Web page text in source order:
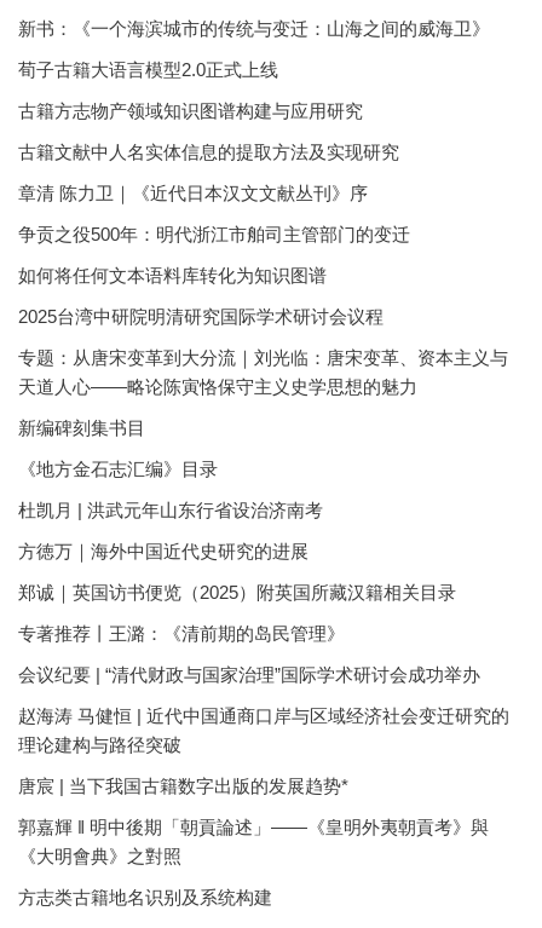
新书：《一个海滨城市的传统与变迁：山海之间的威海卫》
荀子古籍大语言模型2.0正式上线
古籍方志物产领域知识图谱构建与应用研究
古籍文献中人名实体信息的提取方法及实现研究
章清 陈力卫｜《近代日本汉文文献丛刊》序
争贡之役500年：明代浙江市舶司主管部门的变迁
如何将任何文本语料库转化为知识图谱
2025台湾中研院明清研究国际学术研讨会议程
专题：从唐宋变革到大分流｜刘光临：唐宋变革、资本主义与
天道人心——略论陈寅恪保守主义史学思想的魅力
新编碑刻集书目
《地方金石志汇编》目录
杜凯月 | 洪武元年山东行省设治济南考
方徳万｜海外中国近代史研究的进展
郑诚｜英国访书便览（2025）附英国所藏汉籍相关目录
专著推荐丨王潞：《清前期的岛民管理》
会议纪要 | “清代财政与国家治理”国际学术研讨会成功举办
赵海涛 马健恒 | 近代中国通商口岸与区域经济社会变迁研究的
理论建构与路径突破
唐宸 | 当下我国古籍数字出版的发展趋势*
郭嘉輝 ‖ 明中後期「朝貢論述」——《皇明外夷朝貢考》與
《大明會典》之對照
方志类古籍地名识别及系统构建